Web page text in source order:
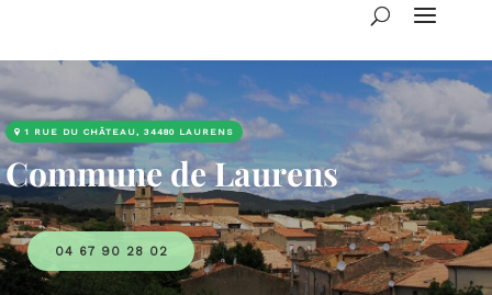
1 RUE DU CHÂTEAU, 34480 LAURENS
Commune de Laurens
04 67 90 28 02